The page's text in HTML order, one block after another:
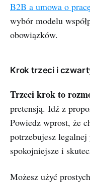
B2B a umowa o
wybór modelu
obowiązków.
Krok trzeci i
Trzeci krok to
pretensją. Idź z
Powiedz wprost, że
potrzebujesz
spokojniejsze i
Możesz użyć